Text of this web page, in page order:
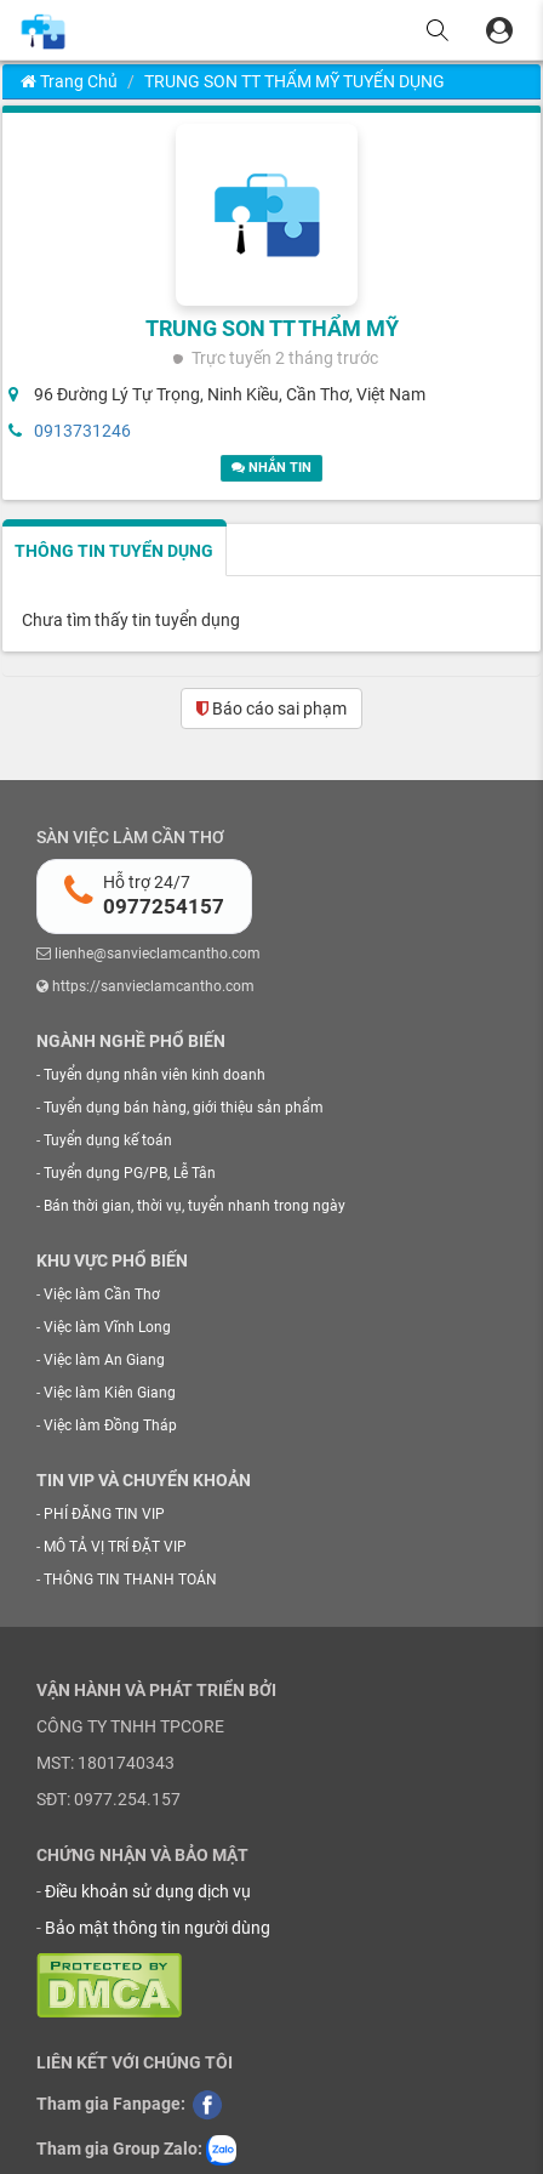
Trang Chủ TRUNG SON TT THẨM MỸ TUYỂN DỤNG
TRUNG SON TT THẨM MỸ
Trực tuyến 2 tháng trước
96 Đường Lý Tự Trọng, Ninh Kiều, Cần Thơ, Việt Nam
0913731246
NHẮN TIN
THÔNG TIN TUYỂN DỤNG
Chưa tìm thấy tin tuyển dụng
Báo cáo sai phạm
SÀN VIỆC LÀM CẦN THƠ
Hỗ trợ 24/7
0977254157
lienhe@sanvieclamcantho.com
https://sanvieclamcantho.com
NGÀNH NGHỀ PHỔ BIẾN
- Tuyển dụng nhân viên kinh doanh
- Tuyển dụng bán hàng, giới thiệu sản phẩm
- Tuyển dụng kế toán
- Tuyển dụng PG/PB, Lễ Tân
- Bán thời gian, thời vụ, tuyển nhanh trong ngày
KHU VỰC PHỔ BIẾN
- Việc làm Cần Thơ
- Việc làm Vĩnh Long
- Việc làm An Giang
- Việc làm Kiên Giang
- Việc làm Đồng Tháp
TIN VIP VÀ CHUYỂN KHOẢN
- PHÍ ĐĂNG TIN VIP
- MÔ TẢ VỊ TRÍ ĐẶT VIP
- THÔNG TIN THANH TOÁN
VẬN HÀNH VÀ PHÁT TRIỂN BỞI
CÔNG TY TNHH TPCORE
MST: 1801740343
SĐT: 0977.254.157
CHỨNG NHẬN VÀ BẢO MẬT
-Điều khoản sử dụng dịch vụ
- Bảo mật thông tin người dùng
LIÊN KẾT VỚI CHÚNG TÔI
Tham gia Fanpage:
Tham gia Group Zalo: